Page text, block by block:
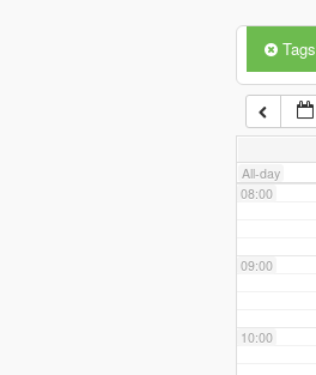
Tags
All-day
06:00
07:00
08:00
09:00
10:00